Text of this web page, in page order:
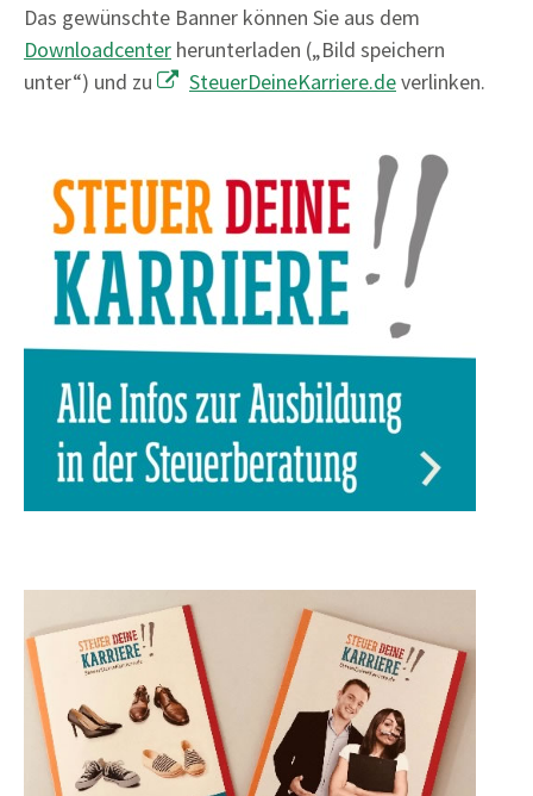
Das gewünschte Banner können Sie aus dem
Downloadcenter herunterladen („Bild speichern
unter“) und zu
SteuerDeineKarriere.deverlinken.